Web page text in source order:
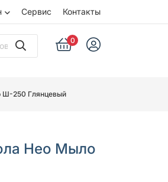
Сервис Контакты
0
Ш-250 Глянцевый
Нео Мыло